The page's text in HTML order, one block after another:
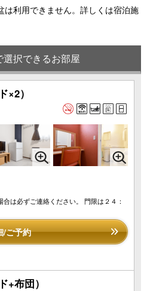
利用できません。詳しくは宿泊施
選択できるお部屋
×2）
は必ずご連絡ください。 門限は２４：
/ご予約
+布団）